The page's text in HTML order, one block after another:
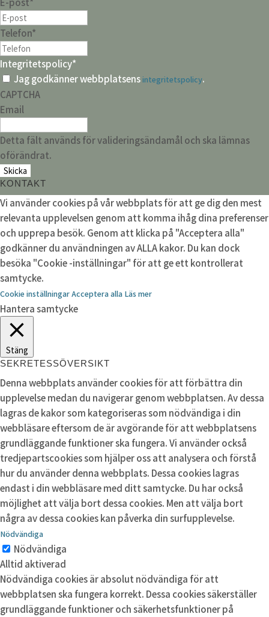
Telefon*
Integritetspolicy*
Jag godkänner webbplatsensintegritetspolicy.
CAPTCHA
Email
Detta fält används för valideringsändamål och ska lämnas
oförändrat.
KONTAKT
Vi använder cookies på vår webbplats för att ge dig den mest
relevanta upplevelsen genom att komma ihåg dina preferenser
och upprepa besök. Genom att klicka på "Acceptera alla"
godkänner du användningen av ALLA kakor. Du kan dock
besöka "Cookie -inställningar" för att ge ett kontrollerat
samtycke.
Cookie inställningarAcceptera alla Läs mer
Hantera samtycke
Stäng
SEKRETESSÖVERSIKT
Denna webbplats använder cookies för att förbättra din
upplevelse medan du navigerar genom webbplatsen. Av dessa
lagras de kakor som kategoriseras som nödvändiga i din
webbläsare eftersom de är avgörande för att webbplatsens
grundläggande funktioner ska fungera. Vi använder också
tredjepartscookies som hjälper oss att analysera och förstå
hur du använder denna webbplats. Dessa cookies lagras
endast i din webbläsare med ditt samtycke. Du har också
möjlighet att välja bort dessa cookies. Men att välja bort
några av dessa cookies kan påverka din surfupplevelse.
Nödvändiga
Nödvändiga
Alltid aktiverad
Nödvändiga cookies är absolut nödvändiga för att
webbplatsen ska fungera korrekt. Dessa cookies säkerställer
grundläggande funktioner och säkerhetsfunktioner på